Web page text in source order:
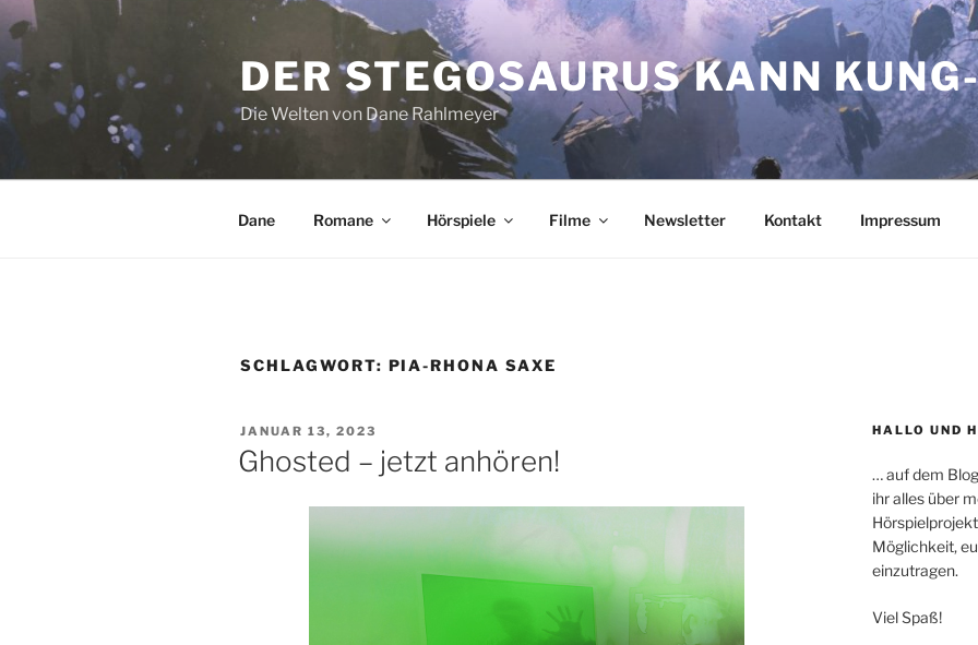
Zum
Inhalt
springen
DER STEGOSAURUS KANN
Die Welten von Dane Rahlmeyer
Dane Romane Hörspiele Filme Newsletter Kontakt Impressum
SCHLAGWORT: PIA-RHONA SAXE
VERÖFFENTLICHT
AM
JANUAR 13, 2023
Ghosted – jetzt anhören!
HALLO UND
… auf dem
ihr alles über
Möglichkeit,
einzutragen.
Viel Spaß!